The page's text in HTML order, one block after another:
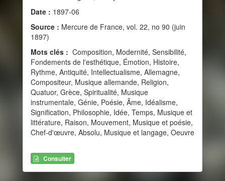
Date : 1897-06
Source : Mercure de France, vol. 22, no 90 (juin
1897)
Mots clés : Composition, Modernité, Sensibilité,
Fondements de l'esthétique, Émotion, Histoire,
Rythme, Antiquité, Intellectualisme, Allemagne,
Compositeur, Musique allemande, Religion,
Quatuor, Grèce, Spiritualité, Musique
instrumentale, Génie, Poésie, Âme, Idéalisme,
Signification, Philosophie, Idée, Temps, Musique et
littérature, Raison, Mouvement, Musique et poésie,
Chef-d'œuvre, Absolu, Musique et langage, Oeuvre
Consulter